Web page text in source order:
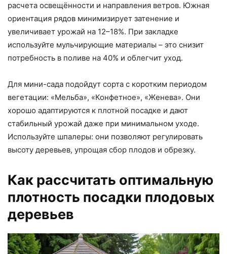
расчета освещённости и направления ветров. Южная
ориентация рядов минимизирует затенение и
увеличивает урожай на 12–18%. При закладке
используйте мульчирующие материалы – это снизит
потребность в поливе на 40% и облегчит уход.
Для мини-сада подойдут сорта с коротким периодом
вегетации: «Мельба», «Конфетное», «Женева». Они
хорошо адаптируются к плотной посадке и дают
стабильный урожай даже при минимальном уходе.
Используйте шпалеры: они позволяют регулировать
высоту деревьев, упрощая сбор плодов и обрезку.
Как рассчитать оптимальную
плотность посадки плодовых
деревьев